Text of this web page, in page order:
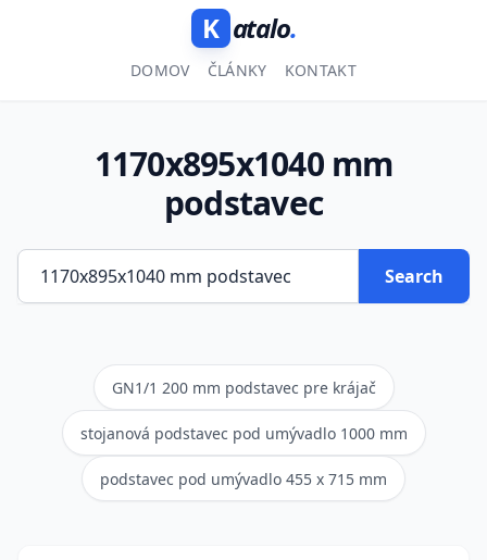
K atalo.
DOMOV ČLÁNKY KONTAKT
1170x895x1040 mm
podstavec
Search
GN1/1 200 mm podstavec pre krájač
stojanová podstavec pod umývadlo 1000 mm
podstavec pod umývadlo 455 x 715 mm